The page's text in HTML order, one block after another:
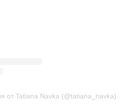
от Tatiana Navka (@tatiana_navka)